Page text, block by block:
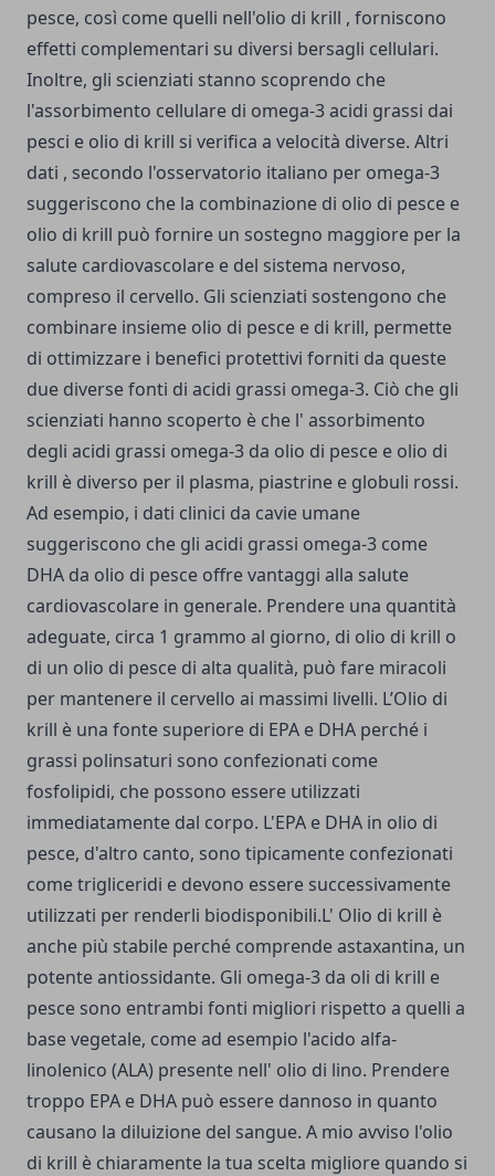
pesce, così come quelli nell'olio di krill , forniscono
effetti complementari su diversi bersagli cellulari.
Inoltre, gli scienziati stanno scoprendo che
l'assorbimento cellulare di omega-3 acidi grassi dai
pesci e olio di krill si verifica a velocità diverse. Altri
dati , secondo l'osservatorio italiano per omega-3
suggeriscono che la combinazione di olio di pesce e
olio di krill può fornire un sostegno maggiore per la
salute cardiovascolare e del sistema nervoso,
compreso il cervello. Gli scienziati sostengono che
combinare insieme olio di pesce e di krill, permette
di ottimizzare i benefici protettivi forniti da queste
due diverse fonti di acidi grassi omega-3. Ciò che gli
scienziati hanno scoperto è che l' assorbimento
degli acidi grassi omega-3 da olio di pesce e olio di
krill è diverso per il plasma, piastrine e globuli rossi.
Ad esempio, i dati clinici da cavie umane
suggeriscono che gli acidi grassi omega-3 come
DHA da olio di pesce offre vantaggi alla salute
cardiovascolare in generale. Prendere una quantità
adeguate, circa 1 grammo al giorno, di olio di krill o
di un olio di pesce di alta qualità, può fare miracoli
per mantenere il cervello ai massimi livelli. L’Olio di
krill è una fonte superiore di EPA e DHA perché i
grassi polinsaturi sono confezionati come
fosfolipidi, che possono essere utilizzati
immediatamente dal corpo. L'EPA e DHA in olio di
pesce, d'altro canto, sono tipicamente confezionati
come trigliceridi e devono essere successivamente
utilizzati per renderli biodisponibili.L' Olio di krill è
anche più stabile perché comprende astaxantina, un
potente antiossidante. Gli omega-3 da oli di krill e
pesce sono entrambi fonti migliori rispetto a quelli a
base vegetale, come ad esempio l'acido alfa-
linolenico (ALA) presente nell' olio di lino. Prendere
troppo EPA e DHA può essere dannoso in quanto
causano la diluizione del sangue. A mio avviso l'olio
di krill è chiaramente la tua scelta migliore quando si